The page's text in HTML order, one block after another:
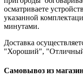
осматриваете
указанной
минутами.
Доставка
"Хороший",
Самовывоз из